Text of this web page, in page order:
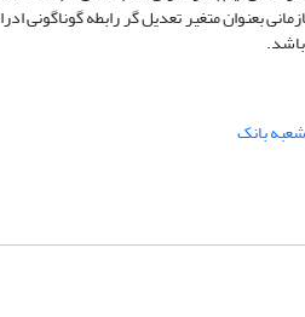
بعنوان متغیر تعدیل گر رابطه
شعبه بانک